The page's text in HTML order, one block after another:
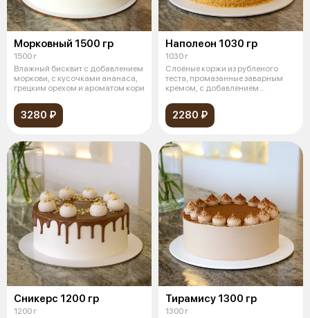
Морковный 1500 гр
1500 г
Влажный бисквит с добавлением
моркови, с кусочками ананаса,
грецким орехом и ароматом кори
3280 ₽
Наполеон 1030 гр
1030 г
Слоёные коржи из рубленого
теста, промазанные заварным
кремом, с добавлением
2280 ₽
Сникерс 1200 гр
1200 г
Тирамису 1300 гр
1300 г